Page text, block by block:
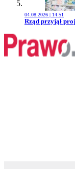
04.08.2026 | 14:51
Przejdź do
Rząd przyjął